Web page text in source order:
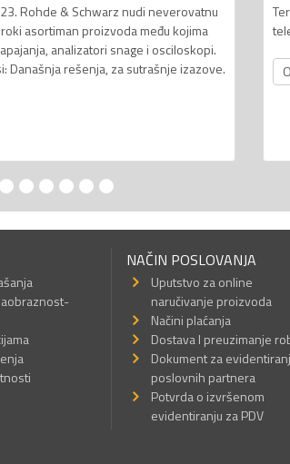
Rohde & Schwarz nudi neverovatnu
asortiman proizvoda među kojima
analizatori snage i osciloskopi.
Današnja rešenja, za sutrašnje izazove.
NAČIN POSLOVANJA
Uputstvo za online
naručivanje proizvoda
Načini plaćanja
Dostava I preuzimanje
Dokument za
poslovnih partnera
Potvrda o izvršenom
evidentiranju za PDV